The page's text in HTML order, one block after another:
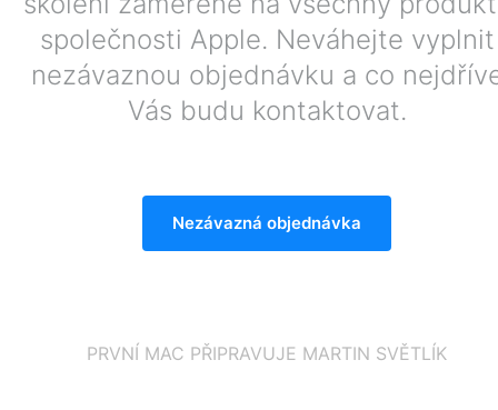
společnosti Apple. Neváhejte vyplnit
nezávaznou objednávku a co
Vás budu kontaktovat.
Nezávazná objednávka
PRVNÍ MAC PŘIPRAVUJE MARTIN SVĚTLÍK